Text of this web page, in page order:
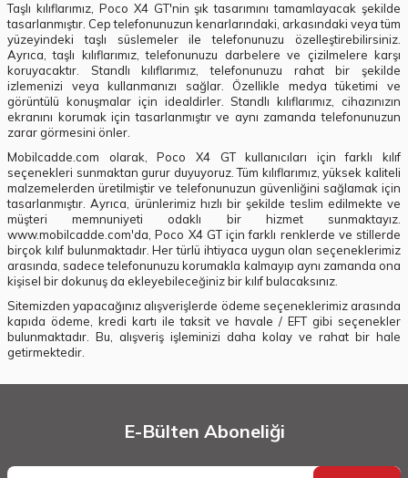
Taşlı kılıflarımız, Poco X4 GT'nin şık tasarımını tamamlayacak şekilde
tasarlanmıştır. Cep telefonunuzun kenarlarındaki, arkasındaki veya tüm
yüzeyindeki taşlı süslemeler ile telefonunuzu özelleştirebilirsiniz.
Ayrıca, taşlı kılıflarımız, telefonunuzu darbelere ve çizilmelere karşı
koruyacaktır. Standlı kılıflarımız, telefonunuzu rahat bir şekilde
izlemenizi veya kullanmanızı sağlar. Özellikle medya tüketimi ve
görüntülü konuşmalar için idealdirler. Standlı kılıflarımız, cihazınızın
ekranını korumak için tasarlanmıştır ve aynı zamanda telefonunuzun
zarar görmesini önler.
Mobilcadde.com olarak, Poco X4 GT kullanıcıları için farklı kılıf
seçenekleri sunmaktan gurur duyuyoruz. Tüm kılıflarımız, yüksek kaliteli
malzemelerden üretilmiştir ve telefonunuzun güvenliğini sağlamak için
tasarlanmıştır. Ayrıca, ürünlerimiz hızlı bir şekilde teslim edilmekte ve
müşteri memnuniyeti odaklı bir hizmet sunmaktayız.
www.mobilcadde.com'da, Poco X4 GT için farklı renklerde ve stillerde
birçok kılıf bulunmaktadır. Her türlü ihtiyaca uygun olan seçeneklerimiz
arasında, sadece telefonunuzu korumakla kalmayıp aynı zamanda ona
kişisel bir dokunuş da ekleyebileceğiniz bir kılıf bulacaksınız.
Sitemizden yapacağınız alışverişlerde ödeme seçeneklerimiz arasında
kapıda ödeme, kredi kartı ile taksit ve havale / EFT gibi seçenekler
bulunmaktadır. Bu, alışveriş işleminizi daha kolay ve rahat bir hale
getirmektedir.
E-Bülten Aboneliği